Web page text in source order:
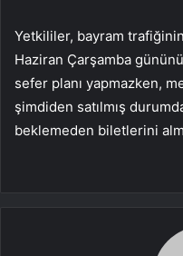
Yetkililer, bayram
Haziran Çarşamba
sefer planı yapmazken,
şimdiden satılmış
beklemeden biletlerini